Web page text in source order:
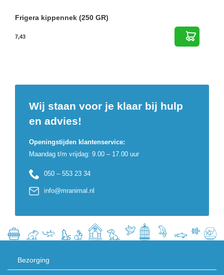
Frigera kippennek (250 GR)
7,43
Wij staan voor je klaar bij hulp
en advies!
Openingstijden klantenservice:
Maandag t/m vrijdag: 9.00 – 17.00 uur
050 – 553 23 34
info@mranimal.nl
Bezorging